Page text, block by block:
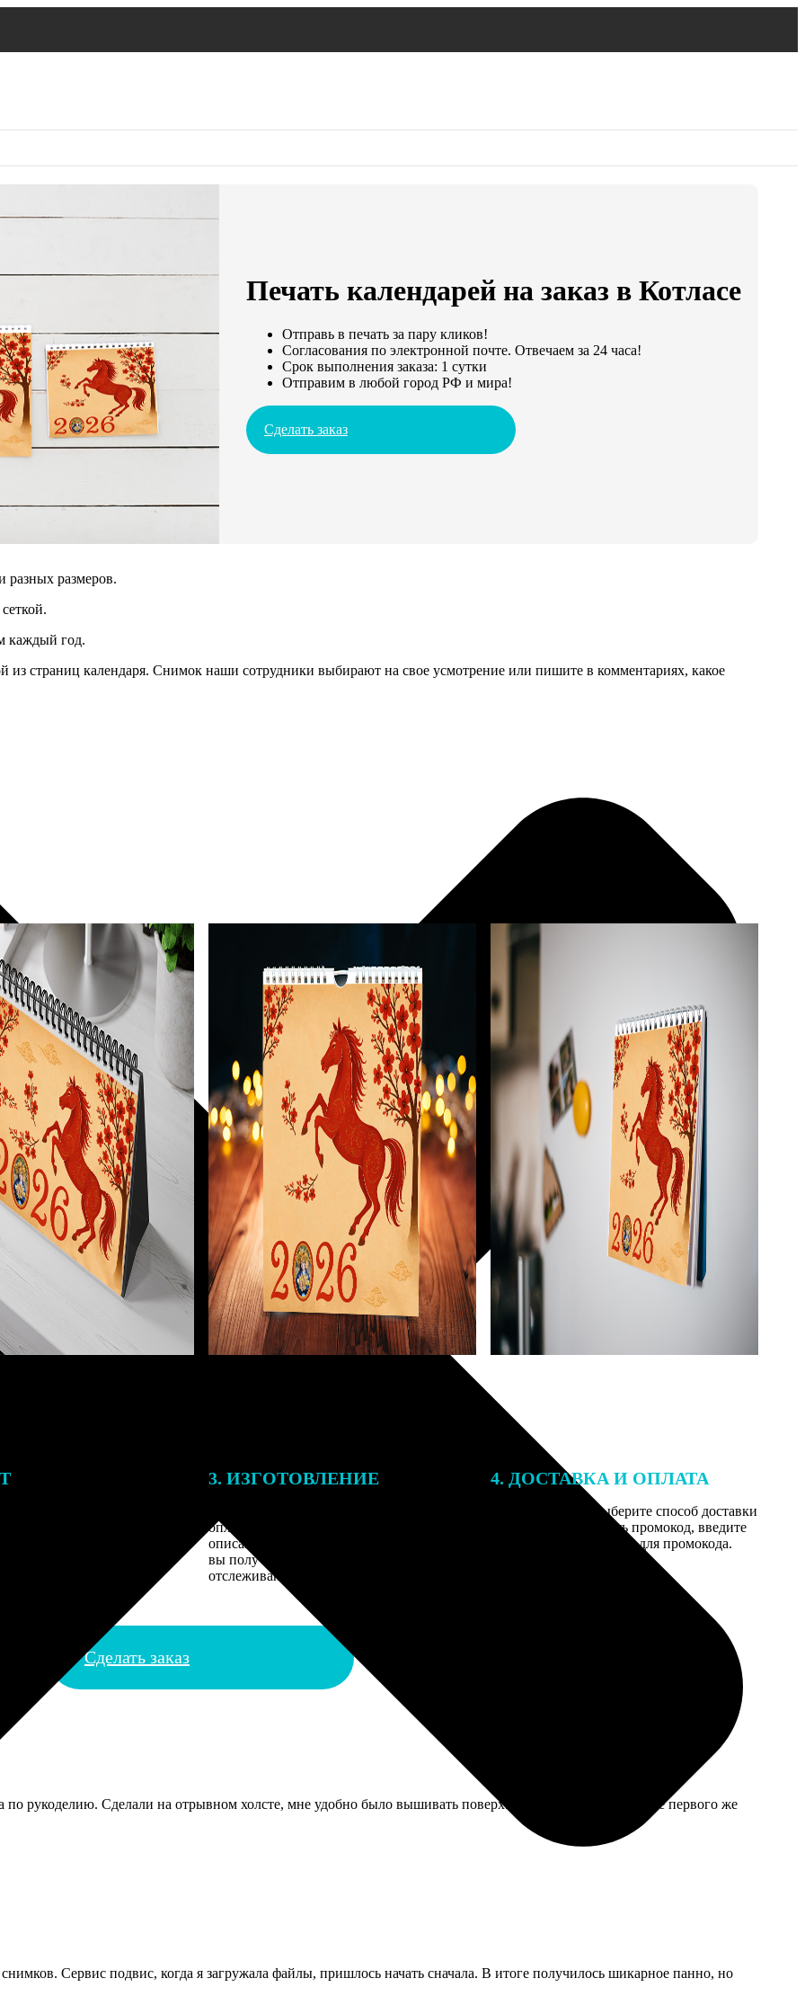
Печать календарей на заказ в Котласе
Отправь в печать за пару кликов!
Согласования по электронной почте. Отвечаем за 24 часа!
Срок выполнения заказа: 1 сутки
Отправим в любой город РФ и мира!
Сделать заказ
разных размеров.
каждый год.
страниц календаря. Снимок наши сотрудники выбирают на свое усмотрение или пишите в комментариях, какое
3. ИЗГОТОВЛЕНИЕ
оплаты получите подтверждение на email с
описанием заказа. Когда отправим заказ
вы получите письмо с трек-номером для
отслеживания.
4. ДОСТАВКА И ОПЛАТА
Введите адрес и выберите способ доставки
заказа. Если у вас есть промокод, введите
его в специальное поле для промокода.
Сделать заказ
по рукоделию. Сделали на отрывном холсте, мне удобно было вышивать поверх. Цвета не поплыли после первого же
Сервис подвис, когда я загружала файлы, пришлось начать сначала. В итоге получилось шикарное панно, но